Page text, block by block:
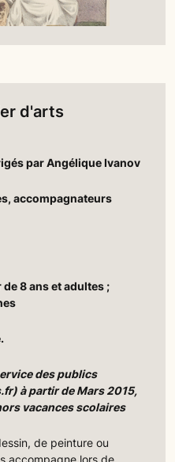
d'arts
par Angélique Ivanov
accompagnateurs
8 ans et adultes ;
des publics
à partir de Mars 2015,
vacances scolaires
de peinture ou